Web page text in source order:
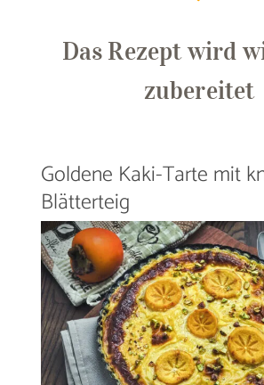
Das Rezept wird
zubereitet
Goldene Kaki-Tarte mit
Blätterteig